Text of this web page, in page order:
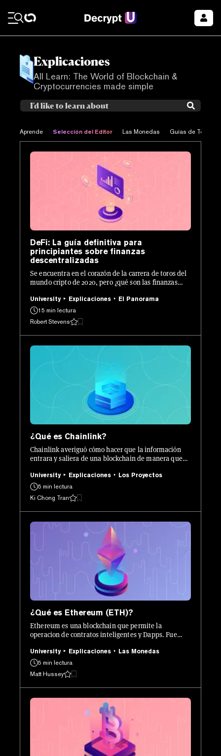
Explicaciones
All Learn: The World of Blockchain &
Cryptocurrencies made simple
Aprende Selección del Editor Las Monedas Guías de
DeFi: La guía definitiva para
principiantes sobre finanzas
descentralizadas
Se encuentra en el corazón de la carrera de toros del
mundo cripto de 2020, pero ¿qué son las finanzas
las herramientas y prácticas del DeFi, como la
agricultura de rendimiento? Lo explicamos.
University Explicaciones
El Panorama
15 min lectura
Robert Stevens
¿Qué es Chainlink?
Chainlink averiguó cómo hacer que la información
entrara y saliera de una blockchain de manera que
University Explicaciones
Los Proyectos
5 min lectura
Ki Chong Tran
¿Qué es Ethereum (ETH)?
Ethereum es una blockchain que permite la
operacion de contratos inteligentes y Dapps. Fue
software ruso/canadiense y es considerado como una
evolución de Bitcoin.
University Explicaciones
Las Monedas
5 min lectura
Matt Hussey